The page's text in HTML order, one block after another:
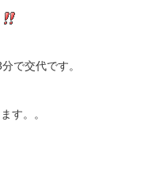
で交代です。
す。。